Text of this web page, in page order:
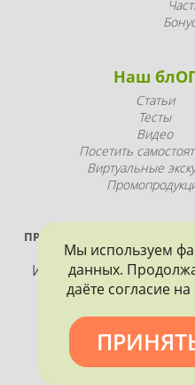
Наш
Статьи
Тесты
Видео
Посетить
Виртуальные
ПРОЕКТ РЕАЛИЗУЕТСЯ ПРИ
Использование
допускается только
Мы используем
данных.
даёте согласие